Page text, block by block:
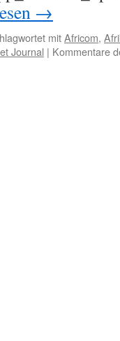
→
mitAfricom,
Journal | Kommentare